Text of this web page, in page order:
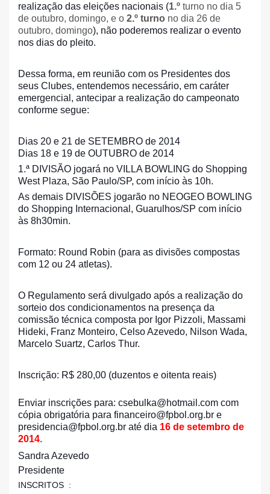
realização das eleições nacionais (1.º turno no dia 5
de outubro, domingo, e o 2.º turno no dia 26 de
outubro, domingo), não poderemos realizar o evento
nos dias do pleito.
Dessa forma, em reunião com os Presidentes dos
seus Clubes, entendemos necessário, em caráter
emergencial, antecipar a realização do campeonato
conforme segue:
Dias 20 e 21 de SETEMBRO de 2014
Dias 18 e 19 de OUTUBRO de 2014
1.ª DIVISÃO jogará no VILLA BOWLING do Shopping
West Plaza, São Paulo/SP, com início às 10h.
As demais DIVISÕES jogarão no NEOGEO BOWLING
do Shopping Internacional, Guarulhos/SP com início
às 8h30min.
Formato: Round Robin (para as divisões compostas
com 12 ou 24 atletas).
O Regulamento será divulgado após a realização do
sorteio dos condicionamentos na presença da
comissão técnica composta por Igor Pizzoli, Massami
Hideki, Franz Monteiro, Celso Azevedo, Nilson Wada,
Marcelo Suartz, Carlos Thur.
Inscrição: R$ 280,00 (duzentos e oitenta reais)
Enviar inscrições para: csebulka@hotmail.com com
cópia obrigatória para financeiro@fpbol.org.br e
presidencia@fpbol.org.br até dia 16 de setembro de
2014.
Sandra Azevedo
Presidente
INSCRITOS :